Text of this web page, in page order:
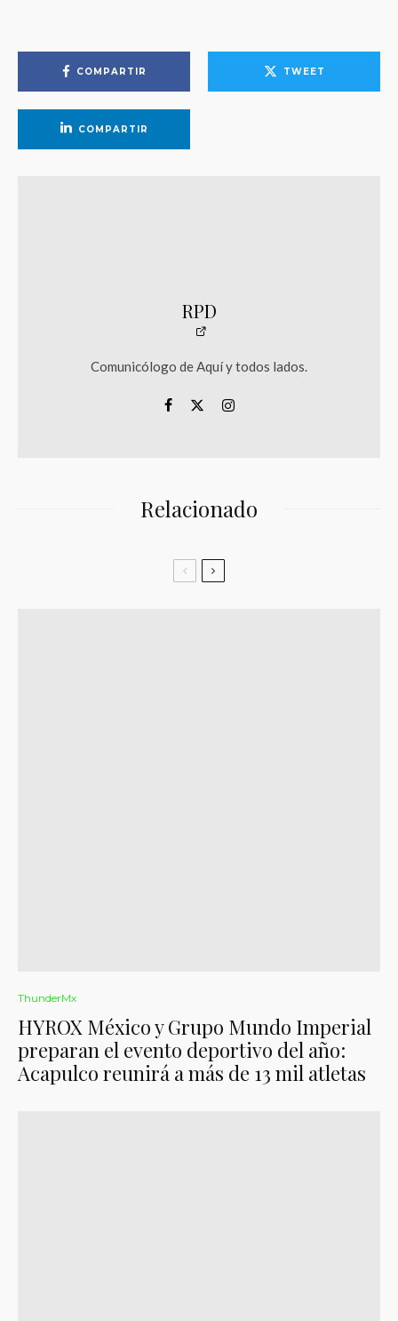
COMPARTIR TWEET
COMPARTIR
RPD
Comunicólogo de Aquí y todos lados.
Relacionado
ThunderMx
HYROX México y Grupo Mundo Imperial
preparan el evento deportivo del año:
Acapulco reunirá a más de 13 mil atletas